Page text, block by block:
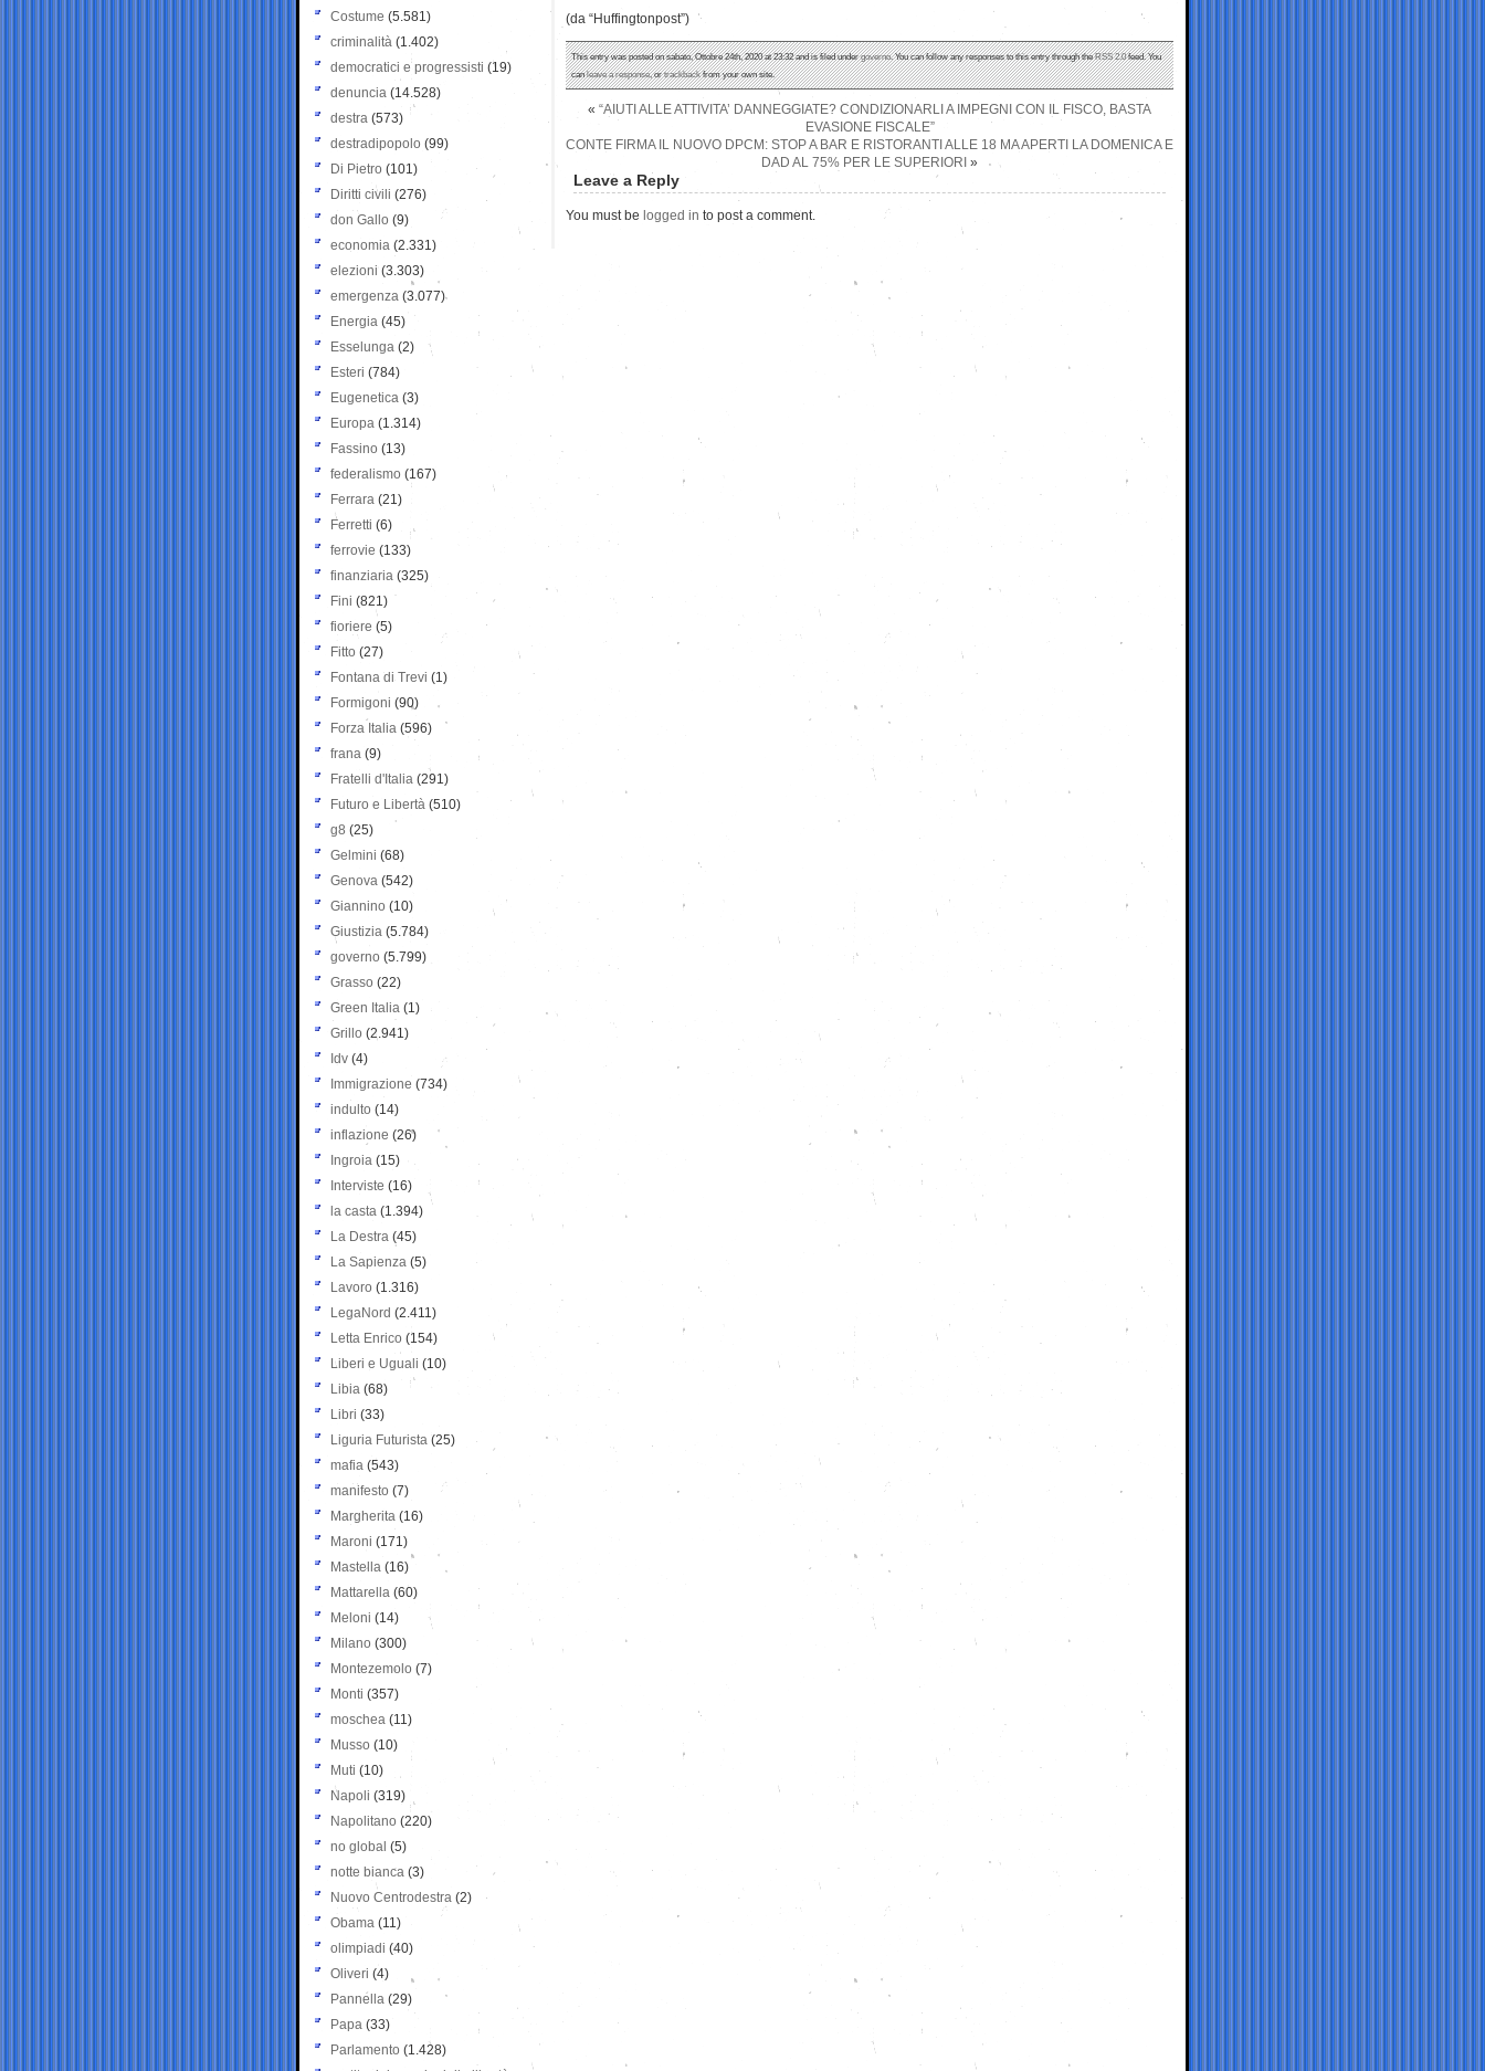
(da “Huffingtonpost”)
This entry was posted on sabato, Ottobre 24th, 2020 at 23:32 and is filed undergoverno. You can follow any responses to this entry through theRSS 2.0feed. You
canleave a response, ortrackbackfrom your own site.
« “AIUTI ALLE ATTIVITA’ DANNEGGIATE? CONDIZIONARLI A IMPEGNI CON IL FISCO, BASTA
EVASIONE FISCALE”
CONTE FIRMA IL NUOVO DPCM: STOP A BAR E RISTORANTI ALLE 18 MA APERTI LA DOMENICA E
DAD AL 75% PER LE SUPERIORI »
Leave a Reply
You must be logged in to post a comment.
Costume (5.581)
criminalità (1.402)
democratici e progressisti (19)
denuncia (14.528)
destra (573)
destradipopolo (99)
Di Pietro (101)
Diritti civili (276)
don Gallo (9)
economia (2.331)
elezioni (3.303)
emergenza (3.077)
Energia (45)
Esselunga (2)
Esteri (784)
Eugenetica (3)
Europa (1.314)
Fassino (13)
federalismo (167)
Ferrara (21)
Ferretti (6)
ferrovie (133)
finanziaria (325)
Fini (821)
fioriere (5)
Fitto (27)
Fontana di Trevi (1)
Formigoni (90)
Forza Italia (596)
frana (9)
Fratelli d'Italia (291)
Futuro e Libertà (510)
g8 (25)
Gelmini (68)
Genova (542)
Giannino (10)
Giustizia (5.784)
governo (5.799)
Grasso (22)
Green Italia (1)
Grillo (2.941)
Idv (4)
Immigrazione (734)
indulto (14)
inflazione (26)
Ingroia (15)
Interviste (16)
la casta (1.394)
La Destra (45)
La Sapienza (5)
Lavoro (1.316)
LegaNord (2.411)
Letta Enrico (154)
Liberi e Uguali (10)
Libia (68)
Libri (33)
Liguria Futurista (25)
mafia (543)
manifesto (7)
Margherita (16)
Maroni (171)
Mastella (16)
Mattarella (60)
Meloni (14)
Milano (300)
Montezemolo (7)
Monti (357)
moschea (11)
Musso (10)
Muti (10)
Napoli (319)
Napolitano (220)
no global (5)
notte bianca (3)
Nuovo Centrodestra (2)
Obama (11)
olimpiadi (40)
Oliveri (4)
Pannella (29)
Papa (33)
Parlamento (1.428)